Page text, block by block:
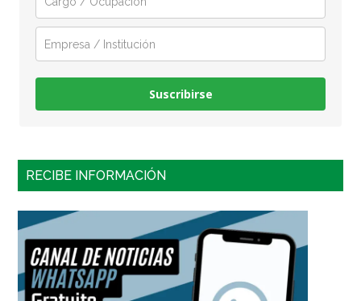
Suscribirse
RECIBE INFORMACIÓN